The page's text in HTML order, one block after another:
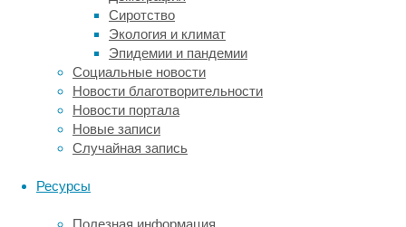
Сиротство
Экология и климат
Эпидемии и пандемии
Социальные новости
Новости благотворительности
Новости портала
Новые записи
Случайная запись
Ресурсы
Полезная информация
катетер.
Мочеполовой
тракт
не
единственное
место,
где
возникает
больничная
Acinetobacter